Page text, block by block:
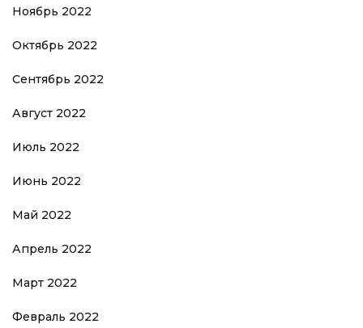
Ноябрь 2022
Октябрь 2022
Сентябрь 2022
Август 2022
Июль 2022
Июнь 2022
Май 2022
Апрель 2022
Март 2022
Февраль 2022